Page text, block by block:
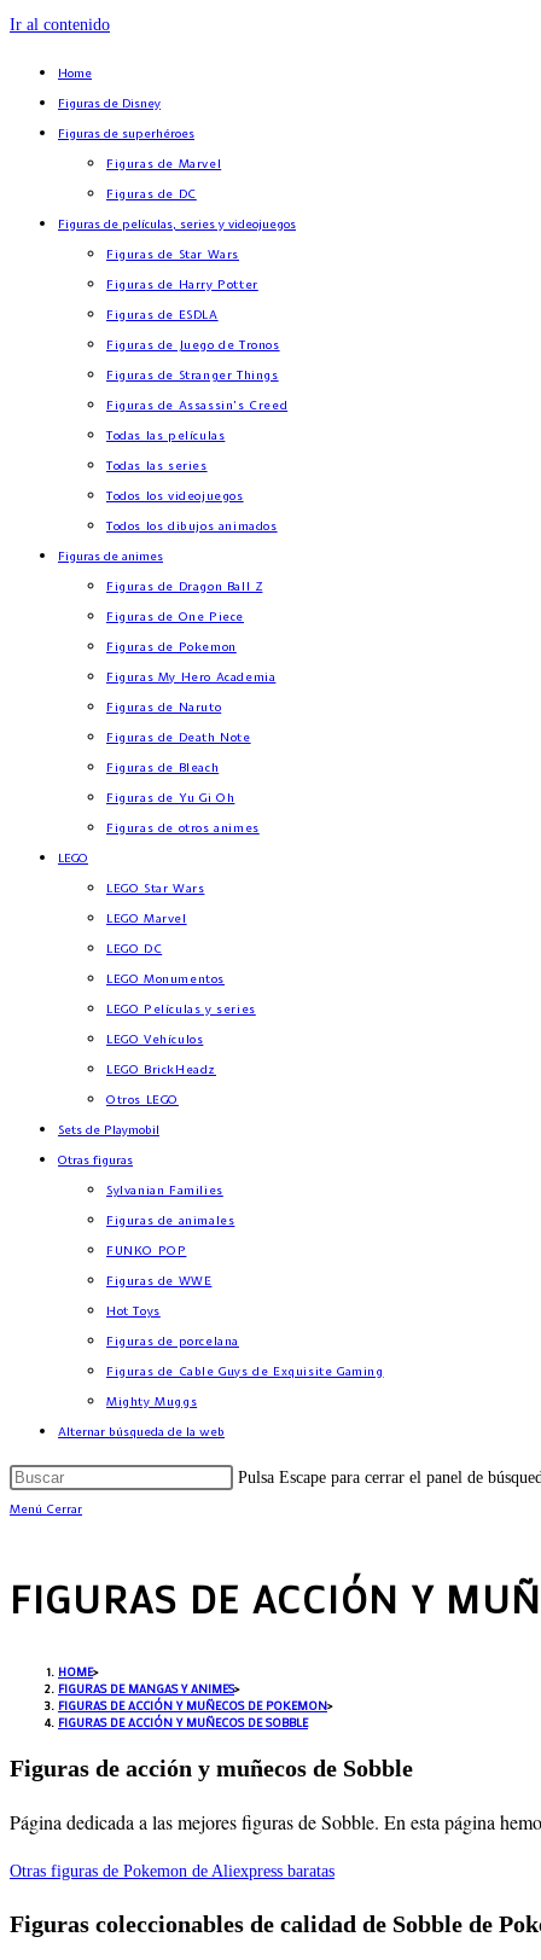
Ir al contenido
Home
Figuras de Disney
Figuras de superhéroes
Figuras de Marvel
Figuras de DC
Figuras de películas, series y videojuegos
Figuras de Star Wars
Figuras de Harry Potter
Figuras de ESDLA
Figuras de Juego de Tronos
Figuras de Stranger Things
Figuras de Assassin’s Creed
Todas las películas
Todas las series
Todos los videojuegos
Todos los dibujos animados
Figuras de animes
Figuras de Dragon Ball Z
Figuras de One Piece
Figuras de Pokemon
Figuras My Hero Academia
Figuras de Naruto
Figuras de Death Note
Figuras de Bleach
Figuras de Yu Gi Oh
Figuras de otros animes
LEGO
LEGO Star Wars
LEGO Marvel
LEGO DC
LEGO Monumentos
LEGO Películas y series
LEGO Vehículos
LEGO BrickHeadz
Otros LEGO
Sets de Playmobil
Otras figuras
Sylvanian Families
Figuras de animales
FUNKO POP
Figuras de WWE
Hot Toys
Figuras de porcelana
Figuras de Cable Guys de Exquisite Gaming
Mighty Muggs
Alternar búsqueda de la web
Pulsa Escape para cerrar el panel de
Menú Cerrar
FIGURAS DE ACCIÓN Y
HOME>
FIGURAS DE MANGAS Y ANIMES>
FIGURAS DE ACCIÓN Y MUÑECOS DE POKEMON>
FIGURAS DE ACCIÓN Y MUÑECOS DE SOBBLE
Figuras de acción y muñecos de Sobble
Página dedicada a las mejores figuras de Sobble. En esta página
Otras figuras de Pokemon de Aliexpress baratas
Figuras coleccionables de calidad de Sobble de